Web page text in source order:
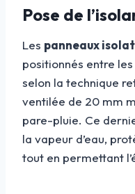
Pose de
Les panneaux
positionnés entre
selon la technique
ventilée de 20 mm
pare-pluie. Ce
la vapeur d’eau,
tout en permettant